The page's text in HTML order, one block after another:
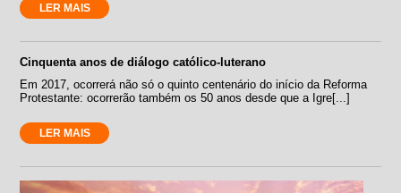
LER MAIS
Cinquenta anos de diálogo católico-luterano
Em 2017, ocorrerá não só o quinto centenário do início da Reforma
Protestante: ocorrerão também os 50 anos desde que a Igre[...]
LER MAIS